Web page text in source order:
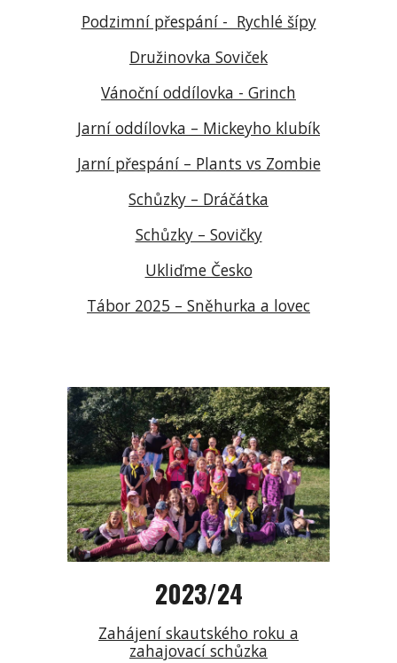
Podzimní přespání - Rychlé šípy
Družinovka Soviček
Vánoční oddílovka - Grinch
Jarní oddílovka – Mickeyho klubík
Jarní přespání – Plants vs Zombie
Schůzky – Dráčátka
Schůzky – Sovičky
Ukliďme Česko
Tábor 2025 – Sněhurka a lovec
2023/24
Zahájení skautského roku a
zahajovací schůzka